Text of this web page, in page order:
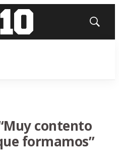
Mostrar
contento
formamos”